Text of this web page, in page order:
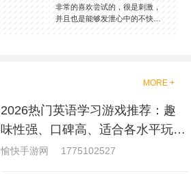
非常的喜欢尝试的，很是刺激，
并且也是能够发泄心中的不快
够去进行体验的，我们也是能够
就是收集了一些有意思的拳击游
戏，相信你们一定会喜欢的。
MORE +
2026热门英语学习游戏推荐：趣
味性强、口碑高、适合各水平玩家
的英语游戏合集
愉快手游网 1775102527